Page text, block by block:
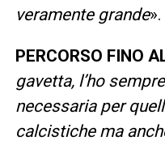
veramente grande».
PERCORSO FINO
gavetta, l’ho
necessaria per
calcistiche ma